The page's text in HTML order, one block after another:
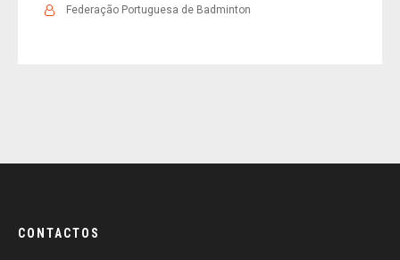
Federação Portuguesa de Badminton
CONTACTOS